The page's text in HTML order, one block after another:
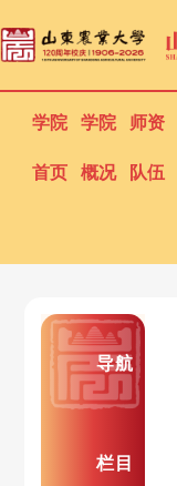
学院
首页
学院
概况
师资
队伍
导航
栏目